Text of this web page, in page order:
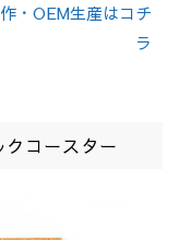
・OEM生産はコチ
ラ
コースター